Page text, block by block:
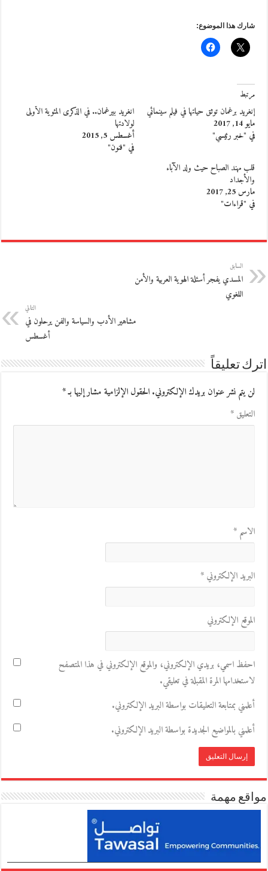
شارك هذا الموضوع:
مرتبط
إنغريد برغمان توثق حياتها في فيلم سينمائي
مايو 14, 2017
في "خبر رئيسي"
انغريد بيرغمان.. في الذكرى المئوية الأولى
لولادتها
أغسطس 5, 2015
في "فنون"
قلب مهند الصباح حيث ولد الآباء
والأجداد
مارس 25, 2017
في "قراءات"
السابق
المسدي يفجر أسئلة الهوية العربية والأمن
اللغوي
التالي
مشاهير الأدب والسياسة والفن يرحلون في
أغسطس
اترك تعليقاً
لن يتم نشر عنوان بريدك الإلكتروني.الحقول الإلزامية مشار إليها بـ*
التعليق*
الاسم*
البريد الإلكتروني*
الموقع الإلكتروني
احفظ اسمي، بريدي الإلكتروني، والموقع الإلكتروني في هذا المتصفح
لاستخدامها المرة المقبلة في تعليقي.
أعلمني بمتابعة التعليقات بواسطة البريد الإلكتروني.
أعلمني بالمواضيع الجديدة بواسطة البريد الإلكتروني.
مواقع مهمة